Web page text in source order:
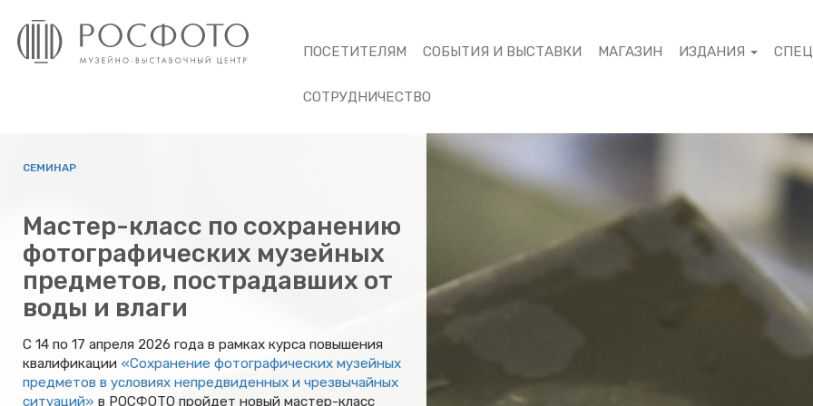
ПОСЕТИТЕЛЯМ СОБЫТИЯ И ВЫСТАВКИ МАГАЗИН ИЗДАНИЯ
СОТРУДНИЧЕСТВО
СЕМИНАР
Мастер-класс по сохранению
фотографических музейных
предметов, пострадавших от
воды и влаги
С 14 по 17 апреля 2026 года в рамках курса повышения
квалификации «Сохранение фотографических музейных
предметов в условиях непредвиденных и чрезвычайных
ситуаций» в РОСФОТО пройдет новый мастер-класс